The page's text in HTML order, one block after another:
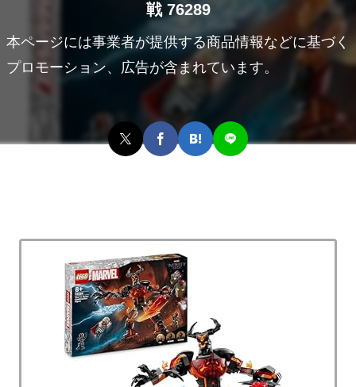
戦 76289
本ページには事業者が提供する商品情報などに基づく
プロモーション、広告が含まれています。